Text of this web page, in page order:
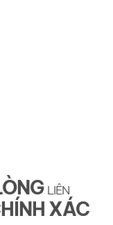
LIÊN
XÁC